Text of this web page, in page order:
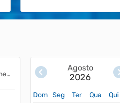
Emissão do Recibo de Pagamento
Agosto
2026
Dom Seg Ter Qua Qui